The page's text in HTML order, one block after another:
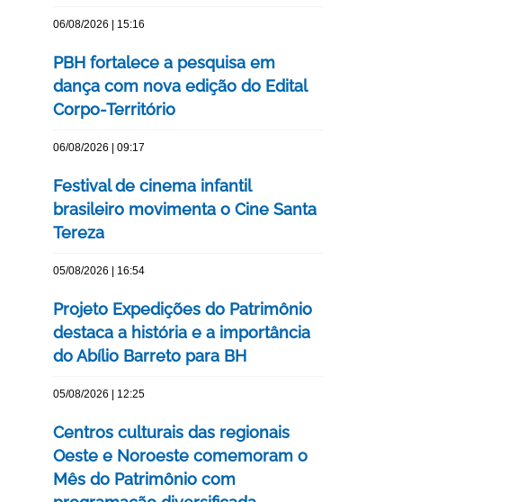
06/08/2026 | 15:16
PBH fortalece a pesquisa em
dança com nova edição do Edital
Corpo-Território
06/08/2026 | 09:17
Festival de cinema infantil
brasileiro movimenta o Cine Santa
Tereza
05/08/2026 | 16:54
Projeto Expedições do Patrimônio
destaca a história e a importância
do Abílio Barreto para BH
05/08/2026 | 12:25
Centros culturais das regionais
Oeste e Noroeste comemoram o
Mês do Patrimônio com